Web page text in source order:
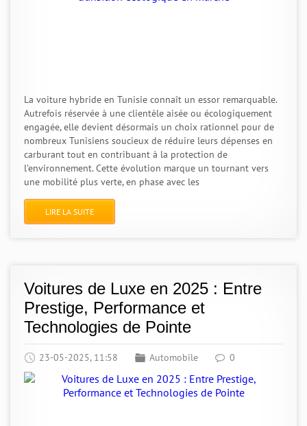
La voiture hybride en Tunisie connaît un essor remarquable.
Autrefois réservée à une clientèle aisée ou écologiquement
engagée, elle devient désormais un choix rationnel pour de
nombreux Tunisiens soucieux de réduire leurs dépenses en
carburant tout en contribuant à la protection de
l’environnement. Cette évolution marque un tournant vers
une mobilité plus verte, en phase avec les
LIRE LA SUITE
Voitures de Luxe en 2025 : Entre
Prestige, Performance et
Technologies de Pointe
23-05-2025, 11:58 Automobile 0